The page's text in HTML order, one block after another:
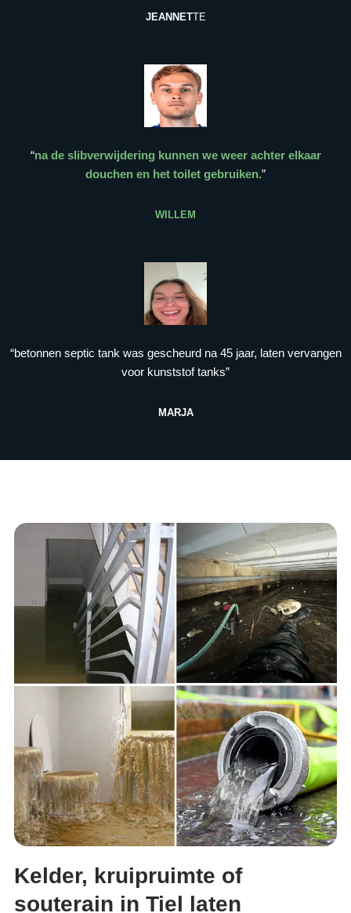
JEANNETTE
“na de slibverwijdering kunnen we weer achter elkaar
douchen en het toilet gebruiken.”
WILLEM
“betonnen septic tank was gescheurd na 45 jaar, laten vervangen
voor kunststof tanks”
MARJA
Kelder, kruipruimte of
souterain in Tiel laten